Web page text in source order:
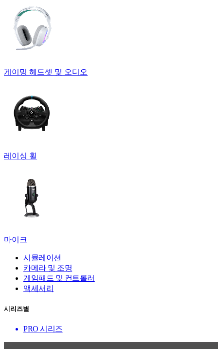
게이밍 헤드셋 및 오디오
레이싱 휠
마이크
시뮬레이션
카메라 및 조명
게임패드 및 컨트롤러
액세서리
시리즈별
PRO 시리즈